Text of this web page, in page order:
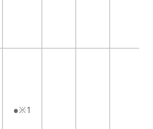
●※1